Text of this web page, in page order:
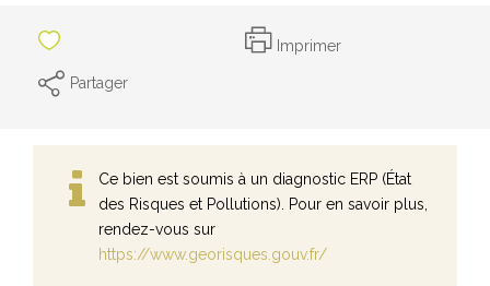
Imprimer
Partager
Ce bien est soumis à un diagnostic ERP (État
des Risques et Pollutions). Pour en savoir plus,
rendez-vous sur
https://www.georisques.gouv.fr/